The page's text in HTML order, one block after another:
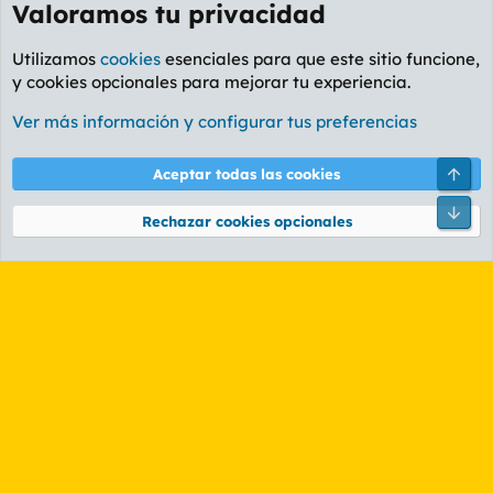
Foro Rapiñas
Cookies
PL OLDSTYLE AMARILLO
Términos y reglas Política de privacidad Ayuda
Community platform by XenForo® © 2010-2026 XenForo Ltd.
Valoramos tu privacidad
Utilizamos cookies esenciales para que este sitio funcione,
y cookies opcionales para mejorar tu experiencia.
Ver más información y configurar tus preferencias
Aceptar todas las cookies
Rechazar cookies opcionales
Pie